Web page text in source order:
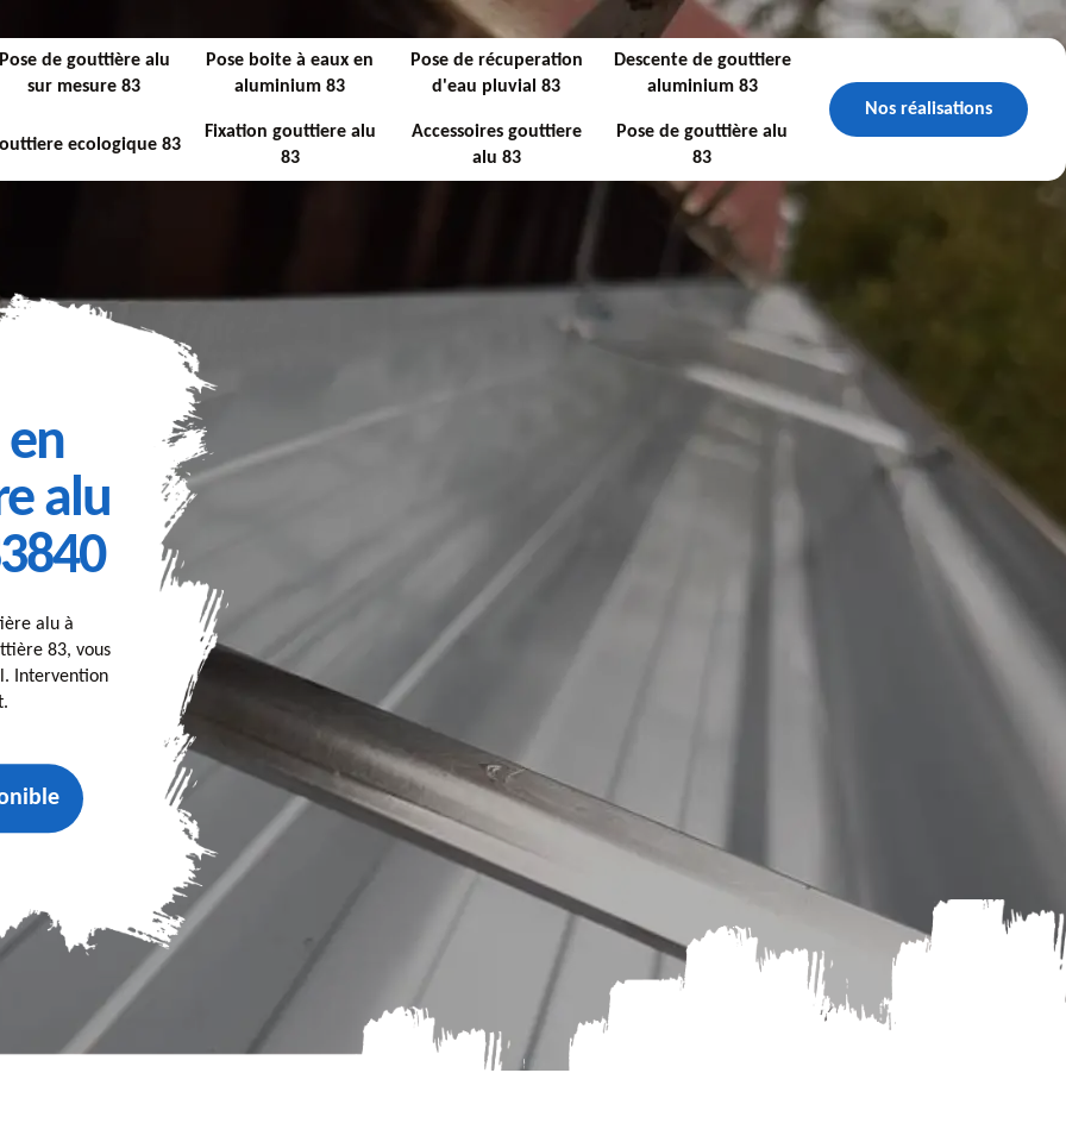
Pose de gouttière alu
sur mesure 83
Pose boite à eaux en
aluminium 83
Pose de récuperation
d'eau pluvial 83
Descente de gouttiere
aluminium 83
ecologique 83
Fixation gouttiere alu
83
Accessoires gouttiere
alu 83
Pose de gouttière alu
83
Nos réalisations
alu
alu à
83, vous
Intervention